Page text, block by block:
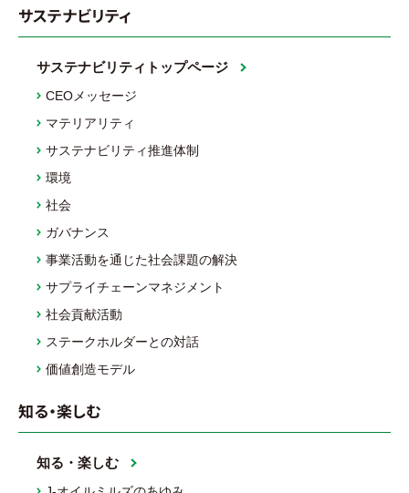
サステナビリティ
サステナビリティトップページ
CEOメッセージ
マテリアリティ
サステナビリティ推進体制
環境
社会
ガバナンス
事業活動を通じた社会課題の解決
サプライチェーンマネジメント
社会貢献活動
ステークホルダーとの対話
価値創造モデル
知る・楽しむ
知る・楽しむ